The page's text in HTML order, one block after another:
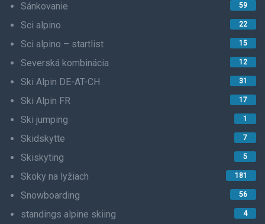
Sánkovanie 59
Sci alpino 22
Sci alpino – startlist 15
Severská kombinácia 12
Ski Alpin DE-AT-CH 31
Ski Alpin FR 17
Ski jumping 1
Skidskytte 7
Skiskyting 5
Skoky na lyžiach 181
Snowboarding 56
standings alpine skiing 4